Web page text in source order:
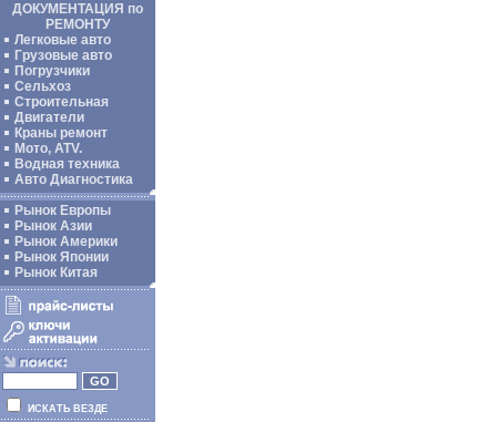
ДОКУМЕНТАЦИЯ по
РЕМОНТУ
Легковые авто
Грузовые авто
Погрузчики
Сельхоз
Строительная
Двигатели
Краны ремонт
Мото, ATV.
Водная техника
Авто Диагностика
Рынок Европы
Рынок Азии
Рынок Америки
Рынок Японии
Рынок Китая
ИСКАТЬ ВЕЗДЕ